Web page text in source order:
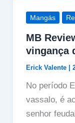
Mangás
MB
vingança
Erick Valente
No período
vassalo, é
senhor